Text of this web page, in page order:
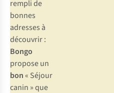
rempli de
bonnes
adresses à
découvrir :
Bongo
propose un
bon« Séjour
canin » que